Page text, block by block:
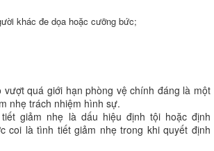
khác đe dọa hoặc cưỡng bức;
vượt quá giới hạn phòng vệ chính đáng là một
nhẹ trách nhiệm hình sự.
giảm nhẹ là dấu hiệu định tội hoặc định
coi là tình tiết giảm nhẹ trong khi quyết định